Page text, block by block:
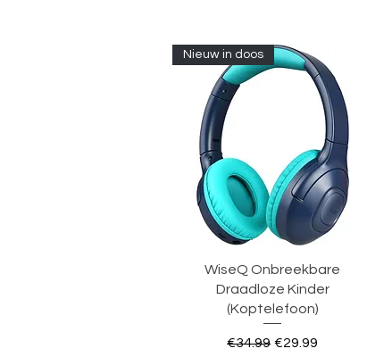
Quick View
Nieuw in doos
WiseQ Onbreekbare
Draadloze Kinder
(Koptelefoon)
Regular Price
€34.99 Sale Price
€29.99